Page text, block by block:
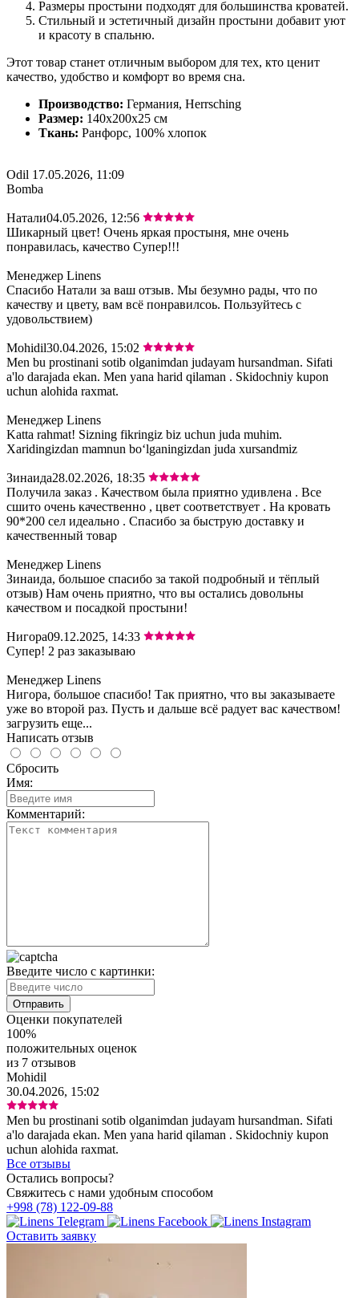
Размеры простыни подходят для большинства кроватей.
Стильный и эстетичный дизайн простыни добавит уют
и красоту в спальню.
Этот товар станет отличным выбором для тех, кто ценит
качество, удобство и комфорт во время сна.
Производство: Германия, Herrsching
Размер: 140x200x25 cм
Ткань: Ранфорс, 100% хлопок
Odil 17.05.2026, 11:09
Bomba
Натали04.05.2026, 12:56
Шикарный цвет! Очень яркая простыня, мне очень
понравилась, качество Супер!!!
Менеджер Linens
Спасибо Натали за ваш отзыв. Мы безумно рады, что по
качеству и цвету, вам всё понравилсоь. Пользуйтесь с
удовольствием)
Mohidil30.04.2026, 15:02
Men bu prostinani sotib olganimdan judayam hursandman. Sifati
a'lo darajada ekan. Men yana harid qilaman . Skidochniy kupon
uchun alohida raxmat.
Менеджер Linens
Katta rahmat! Sizning fikringiz biz uchun juda muhim.
Xaridingizdan mamnun bo‘lganingizdan juda xursandmiz
Зинаида28.02.2026, 18:35
Получила заказ . Качеством была приятно удивлена . Все
сшито очень качественно , цвет соответствует . На кровать
90*200 сел идеально . Спасибо за быструю доставку и
качественный товар
Менеджер Linens
Зинаида, большое спасибо за такой подробный и тёплый
отзыв) Нам очень приятно, что вы остались довольны
качеством и посадкой простыни!
Нигора09.12.2025, 14:33
Супер! 2 раз заказываю
Менеджер Linens
Нигора, большое спасибо! Так приятно, что вы заказываете
уже во второй раз. Пусть и дальше всё радует вас качеством!
загрузить еще...
Написать отзыв
Сбросить
Имя:
Комментарий:
Введите число с картинки:
Оценки покупателей
100%
положительных оценок
из 7 отзывов
Mohidil
30.04.2026, 15:02
Men bu prostinani sotib olganimdan judayam hursandman. Sifati
a'lo darajada ekan. Men yana harid qilaman . Skidochniy kupon
uchun alohida raxmat.
Все отзывы
Остались вопросы?
Свяжитесь с нами удобным способом
+998 (78) 122-09-88
Оставить заявку